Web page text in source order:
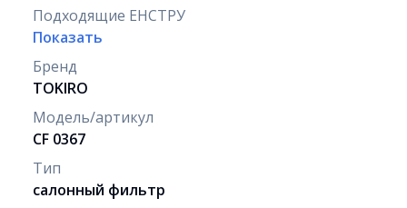
Подходящие ЕНСТРУ
Показать
Бренд
TOKIRO
Модель/артикул
CF 0367
Тип
салонный фильтр